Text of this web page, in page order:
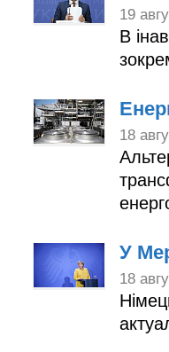
19
В
18
У
18